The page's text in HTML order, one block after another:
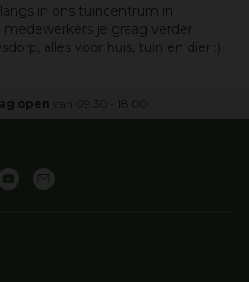
in ons tuincentrum in
je graag verder
alles voor huis, tuin en dier :)
open van 09:30 18:00